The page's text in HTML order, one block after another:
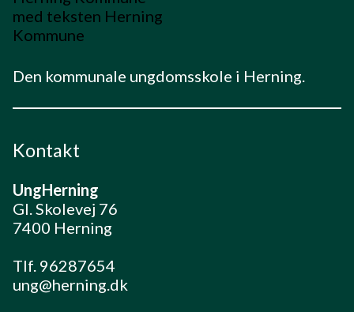
Den kommunale ungdomsskole i Herning.
Kontakt
UngHerning
Gl. Skolevej 76
7400 Herning
Tlf. 96287654
ung@herning.dk